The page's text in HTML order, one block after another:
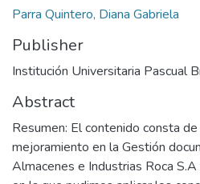
Parra Quintero, Diana Gabriela
Publisher
Institución Universitaria Pascual
Abstract
Resumen: El contenido consta
mejoramiento en la Gestión
Almacenes e Industrias Roca